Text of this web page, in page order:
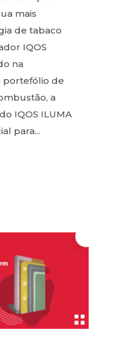
mais
de tabaco
IQOS
na
portefólio de
a
IQOS ILUMA
para...